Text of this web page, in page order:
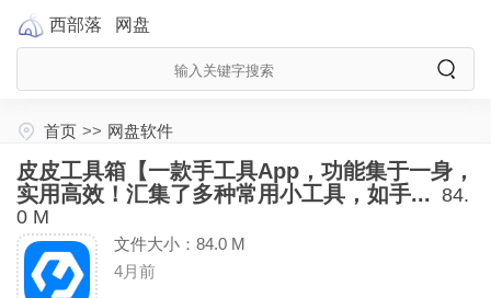
西部落 网盘
首页 >> 网盘软件
皮皮工具箱【一款手工具App，功能集于一身，
实用高效！汇集了多种常用小工具，如手... 84.
0 M
文件大小：84.0 M
4月前